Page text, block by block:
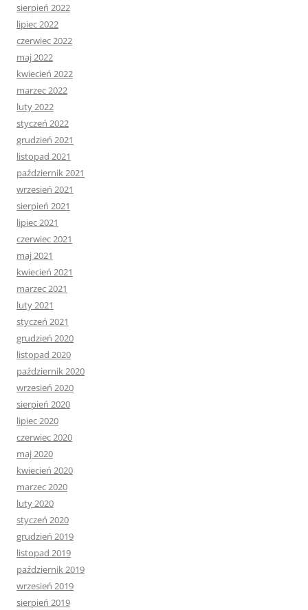
sierpień 2022
lipiec 2022
czerwiec 2022
maj 2022
kwiecień 2022
marzec 2022
luty 2022
styczeń 2022
grudzień 2021
listopad 2021
październik 2021
wrzesień 2021
sierpień 2021
lipiec 2021
czerwiec 2021
maj 2021
kwiecień 2021
marzec 2021
luty 2021
styczeń 2021
grudzień 2020
listopad 2020
październik 2020
wrzesień 2020
sierpień 2020
lipiec 2020
czerwiec 2020
maj 2020
kwiecień 2020
marzec 2020
luty 2020
styczeń 2020
grudzień 2019
listopad 2019
październik 2019
wrzesień 2019
sierpień 2019